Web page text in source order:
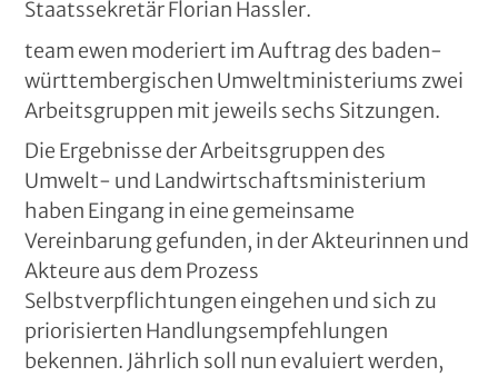
Staatssekretär Florian Hassler.
team ewen moderiert im Auftrag des baden-
württembergischen Umweltministeriums zwei
Arbeitsgruppen mit jeweils sechs Sitzungen.
Die Ergebnisse der Arbeitsgruppen des
Umwelt- und Landwirtschaftsministerium
haben Eingang in eine gemeinsame
Vereinbarung gefunden, in der Akteurinnen und
Akteure aus dem Prozess
Selbstverpflichtungen eingehen und sich zu
priorisierten Handlungsempfehlungen
bekennen. Jährlich soll nun evaluiert werden,